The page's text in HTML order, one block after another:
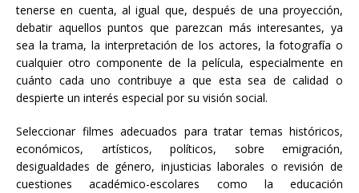
tenerse en cuenta, al igual que, después de una proyección,
debatir aquellos puntos que parezcan más interesantes, ya
sea la trama, la interpretación de los actores, la fotografía o
cualquier otro componente de la película, especialmente en
cuánto cada uno contribuye a que esta sea de calidad o
despierte un interés especial por su visión social.
Seleccionar filmes adecuados para tratar temas históricos,
económicos, artísticos, políticos, sobre emigración,
desigualdades de género, injusticias laborales o revisión de
cuestiones académico-escolares como la educación